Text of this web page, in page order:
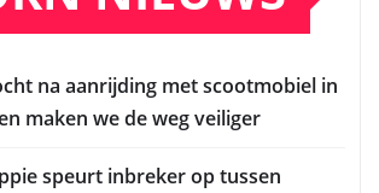
na aanrijding met scootmobiel in
maken we de weg veiliger
speurt inbreker op tussen